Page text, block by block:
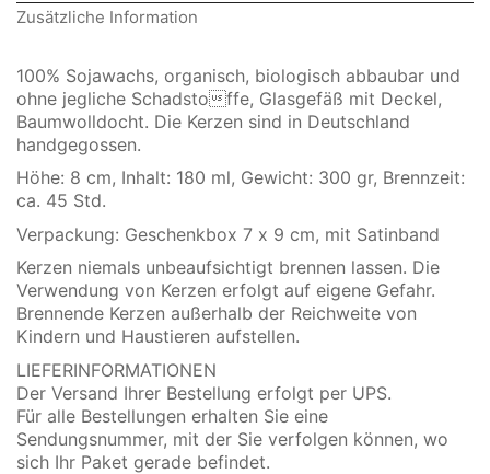
Zusätzliche Information
100% Sojawachs, organisch, biologisch abbaubar und
ohne jegliche Schadstoffe, Glasgefäß mit Deckel,
Baumwolldocht. Die Kerzen sind in Deutschland
handgegossen.
Höhe: 8 cm, Inhalt: 180 ml, Gewicht: 300 gr, Brennzeit:
ca. 45 Std.
Verpackung: Geschenkbox 7 x 9 cm, mit Satinband
Kerzen niemals unbeaufsichtigt brennen lassen. Die
Verwendung von Kerzen erfolgt auf eigene Gefahr.
Brennende Kerzen außerhalb der Reichweite von
Kindern und Haustieren aufstellen.
LIEFERINFORMATIONEN
Der Versand Ihrer Bestellung erfolgt per UPS.
Für alle Bestellungen erhalten Sie eine
Sendungsnummer, mit der Sie verfolgen können, wo
sich Ihr Paket gerade befindet.